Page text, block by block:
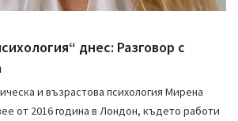
днес: Разговор с
и възрастова психология Мирена
от 2016 година в Лондон, където работи